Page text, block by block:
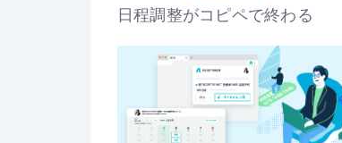
日程調整がコピペで終わる